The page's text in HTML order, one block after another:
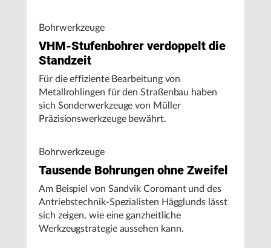
Bohrwerkzeuge
VHM-Stufenbohrer verdoppelt die
Standzeit
Für die effiziente Bearbeitung von
Metallrohlingen für den Straßenbau haben
sich Sonderwerkzeuge von Müller
Präzisionswerkzeuge bewährt.
Bohrwerkzeuge
Tausende Bohrungen ohne Zweifel
Am Beispiel von Sandvik Coromant und des
Antriebstechnik-Spezialisten Hägglunds lässt
sich zeigen, wie eine ganzheitliche
Werkzeugstrategie aussehen kann.